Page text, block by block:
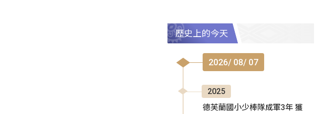
歷史上的今天
2026/ 08/ 07
2025
德芙蘭國小少棒隊成軍3年 獲